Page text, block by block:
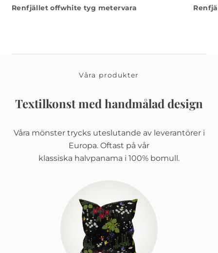
Renfjället offwhite tyg metervara
Våra produkter
Textilkonst med handmålad design
Våra mönster trycks uteslutande av leverantörer i
Europa. Oftast på vår
klassiska halvpanama i 100% bomull.